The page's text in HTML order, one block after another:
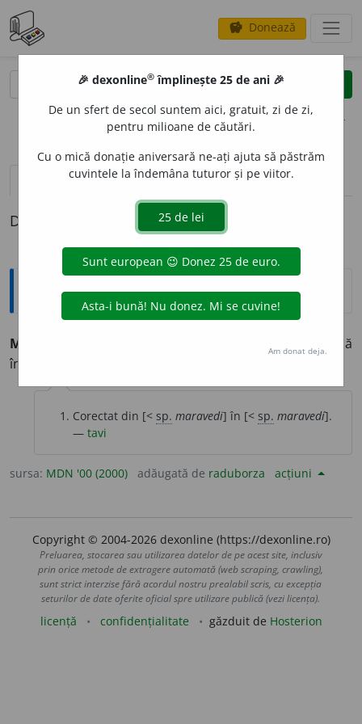
savings Donează
clear
opțiuni
definiții (1)
Definiția cu ID-ul 475090:
Explicative DEX
MARAV
veche monedă măruntă spaniolă, până
în
Corectat din [< sp. maravedi] în [< sp. maravedí].
— tavi
sursa: MDN '00 (2000) adăugată de raduborza acțiuni
Copyright © 2004-2026 dexonline (https://dexonline.ro)
Preluarea, stocarea sau utilizarea datelor de pe acest site, inclusiv
prin orice metode de extragere automată (web scraping, crawling),
sunt strict interzise fără acordul nostru prealabil scris, cu excepția
seturilor de date oferite oficial spre utilizare publică (vezi licența).
licență confidențialitate găzduit de Hosterion
🎉 dexonline® împlinește 25 de ani 🎉
De un sfert de secol suntem aici, gratuit, zi de zi,
pentru milioane de căutări.
Cu o mică donație aniversară ne-ați ajuta să păstrăm
cuvintele la îndemâna tuturor și pe viitor.
Am donat deja.